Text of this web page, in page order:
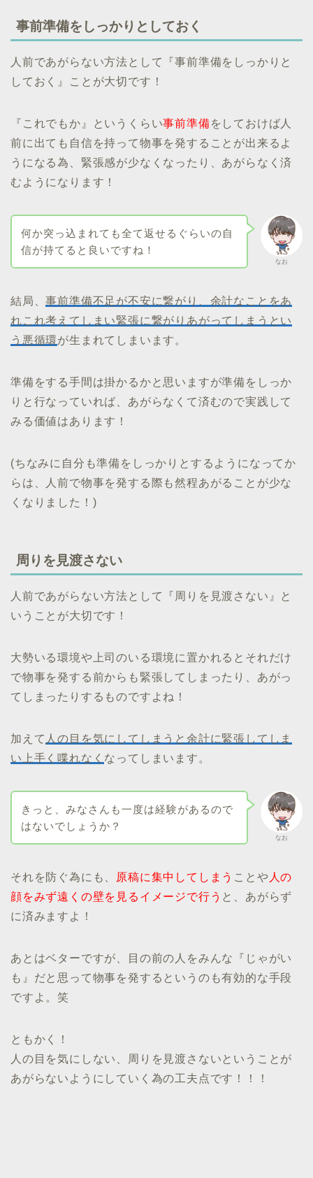
事前準備をしっかりとしておく
人前であがらない方法として『事前準備をしっかりと
しておく』ことが大切です！
『これでもか』というくらい事前準備をしておけば人
前に出ても自信を持って物事を発することが出来るよ
うになる為、緊張感が少なくなったり、あがらなく済
むようになります！
なお
何か突っ込まれても全て返せるぐらいの自
信が持てると良いですね！
結局、事前準備不足が不安に繋がり、余計なことをあ
れこれ考えてしまい緊張に繋がりあがってしまうとい
う悪循環が生まれてしまいます。
準備をする手間は掛かるかと思いますが準備をしっか
りと行なっていれば、あがらなくて済むので実践して
みる価値はあります！
(ちなみに自分も準備をしっかりとするようになってか
らは、人前で物事を発する際も然程あがることが少な
くなりました！)
周りを見渡さない
人前であがらない方法として『周りを見渡さない』と
いうことが大切です！
大勢いる環境や上司のいる環境に置かれるとそれだけ
で物事を発する前からも緊張してしまったり、あがっ
てしまったりするものですよね！
加えて 人の目を気にしてしまうと余計に緊張してしま
い上手く喋れなく なってしまいます。
なお
きっと、みなさんも一度は経験があるので
はないでしょうか？
それを防ぐ為にも、 原稿に集中してしまう ことや 人の
顔をみず遠くの壁を見るイメージで行う と、あがらず
に済みますよ！
あとはベターですが、目の前の人をみんな『じゃがい
も』だと思って物事を発するというのも有効的な手段
ですよ。笑
ともかく！
人の目を気にしない、周りを見渡さないということが
あがらないようにしていく為の工夫点です！！！